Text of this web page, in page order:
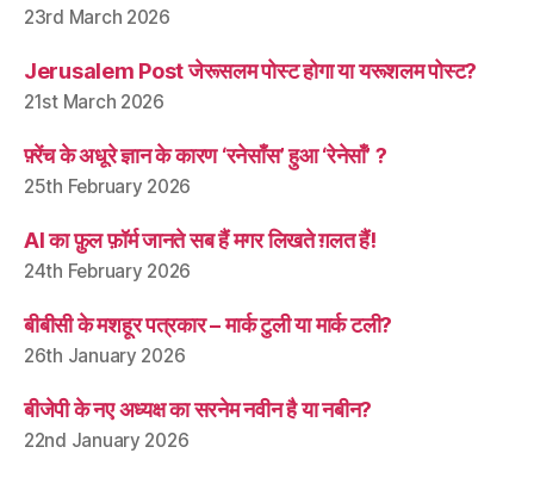
23rd March 2026
Jerusalem Post जेरूसलम पोस्ट होगा या यरूशलम पोस्ट?
21st March 2026
फ़्रेंच के अधूरे ज्ञान के कारण ‘रनेसाँस’ हुआ ‘रेनेसाँ’ ?
25th February 2026
AI का फ़ुल फ़ॉर्म जानते सब हैं मगर लिखते ग़लत हैं!
24th February 2026
बीबीसी के मशहूर पत्रकार – मार्क टुली या मार्क टली?
26th January 2026
बीजेपी के नए अध्यक्ष का सरनेम नवीन है या नबीन?
22nd January 2026